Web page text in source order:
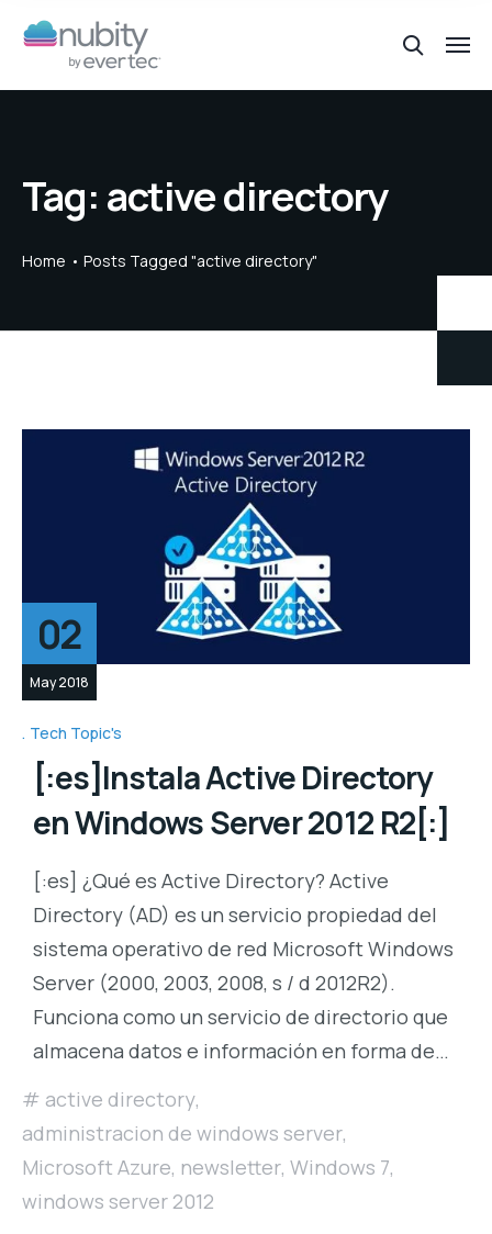
Tag: active directory
Home Posts Tagged "active directory"
02
May 2018
Tech Topic's
[:es]Instala Active Directory
en Windows Server 2012 R2[:]
[:es] ¿Qué es Active Directory? Active
Directory (AD) es un servicio propiedad del
sistema operativo de red Microsoft Windows
Server (2000, 2003, 2008, s / d 2012R2).
Funciona como un servicio de directorio que
almacena datos e información en forma de…
active directory,
administracion de windows server,
Microsoft Azure, newsletter, Windows 7,
windows server 2012